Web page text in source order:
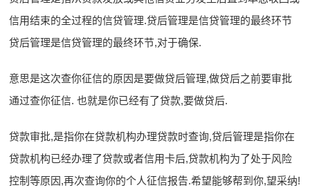
信用结束的全过程的信贷管理.贷后管理是信贷管理的最终环节
贷后管理是信贷管理的最终环节,对于确保.
意思是这次查你征信的原因是要做贷后管理,做贷后之前要审批
通过查你征信. 也就是你已经有了贷款,要做贷后.
贷款审批,是指你在贷款机构办理贷款时查询,贷后管理是指你在
贷款机构已经办理了贷款或者信用卡后,贷款机构为了处于风险
控制等原因,再次查询你的个人征信报告.希望能够帮到你,望采纳!